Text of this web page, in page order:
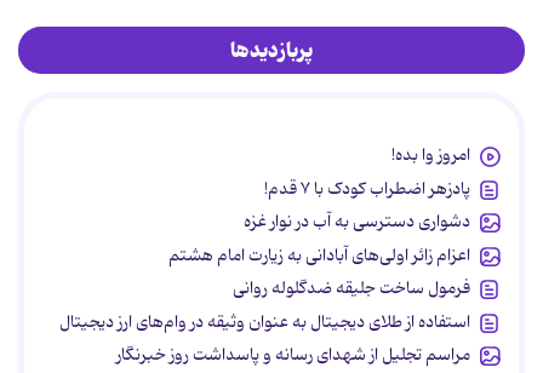
پربازدیدها
امروز وا بده!
پادزهر اضطراب کودک با ۷ قدم!
دشواری دسترسی به آب در نوار غزه
اعزام زائر اولی‌های آبادانی به زیارت امام هشتم
فرمول ساخت جلیقه ضدگلوله روانی
استفاده از طلای دیجیتال به عنوان وثیقه در وام‌های ارز دیجیتال
مراسم تجلیل از شهدای رسانه و پاسداشت روز خبرنگار